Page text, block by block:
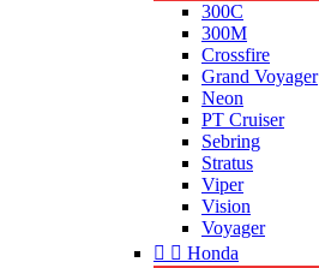
300C
300M
Crossfire
Grand Voyager
Neon
PT Cruiser
Sebring
Stratus
Viper
Vision
Voyager
  Honda